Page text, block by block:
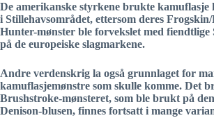
De amerikanske styrkene brukte kamuflasje
i Stillehavsområdet, ettersom deres
Hunter-mønster ble forvekslet med fiendtlige
på de europeiske slagmarkene.
Andre verdenskrig la også grunnlaget for
kamuflasjemønstre som skulle komme. Det
Brushstroke-mønsteret, som ble brukt på
Denison-blusen, finnes fortsatt i mange